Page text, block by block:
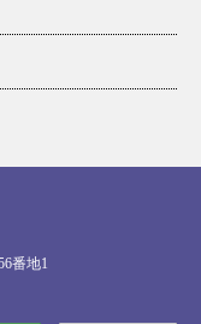
番地1